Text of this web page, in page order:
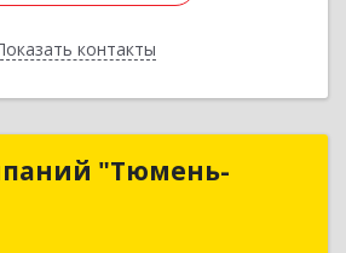
контакты
Назад
"Тюмень-
Компаний "Тюмень-